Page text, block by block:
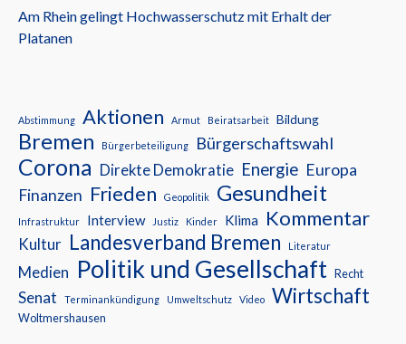
Am Rhein gelingt Hochwasserschutz mit Erhalt der
Platanen
Abstimmung Aktionen Armut Beiratsarbeit Bildung
Bremen Bürgerbeteiligung Bürgerschaftswahl
Corona Direkte Demokratie Energie Europa
Finanzen Frieden Geopolitik Gesundheit
Infrastruktur Interview Justiz Kinder Klima Kommentar
Kultur Landesverband Bremen Literatur
Medien Politik und Gesellschaft Recht
Senat Terminankündigung Umweltschutz Video Wirtschaft
Woltmershausen